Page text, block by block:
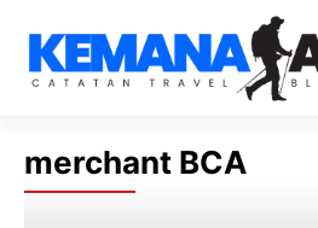
merchant BCA